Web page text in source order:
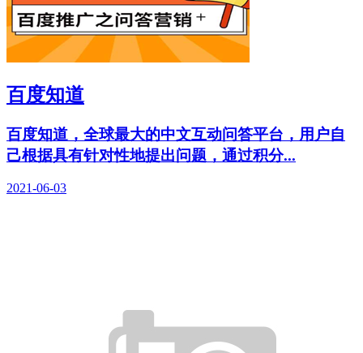
百度知道
百度知道，全球最大的中文互动问答平台，用户自
己根据具有针对性地提出问题，通过积分...
2021-06-03